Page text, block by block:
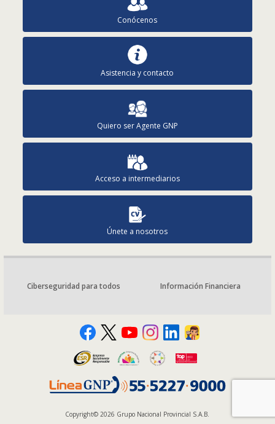
Conócenos
Asistencia y contacto
Quiero ser Agente GNP
Acceso a intermediarios
Únete a nosotros
Ciberseguridad para todos Información Financiera
Copyright© 2026 Grupo Nacional Provincial S.A.B.